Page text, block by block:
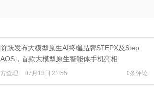
阶跃发布大模型原生AI终端品牌STEPX及Step
AOS，首款大模型原生智能体手机亮相
方查理 07月13日 21:55 0条评论